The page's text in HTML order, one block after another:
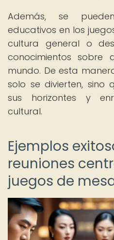
Además, se
educativos en los
cultura general o
conocimientos sobre
mundo. De esta
solo se divierten, sino
sus horizontes y
cultural.
Ejemplos
reuniones
juegos de